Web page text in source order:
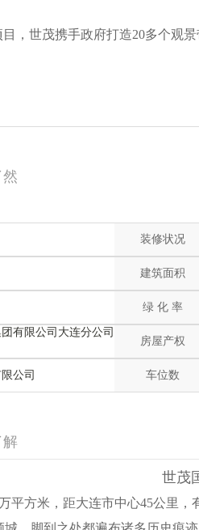
，世茂携手政府打造20多个观
装修状况
建筑面积
绿 化 率
有限公司大连分公司
房屋产权
公司 车位数
解
世茂
平方米 ， 距大连市中心45公里，